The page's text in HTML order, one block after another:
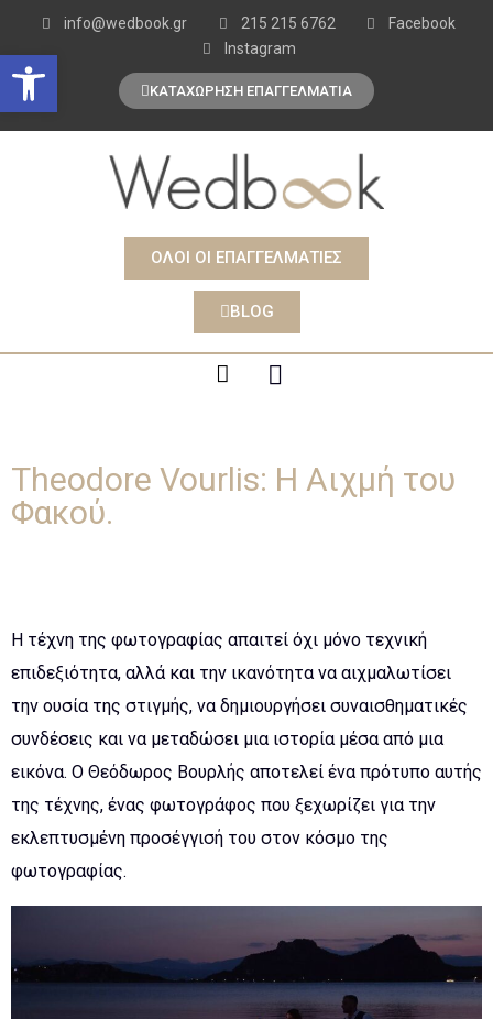
info@wedbook.gr 215 215 6762
Facebook
Instagram
ΚΑΤΑΧΩΡΗΣΗ ΕΠΑΓΓΕΛΜΑΤΙΑ
ΟΛΟΙ ΟΙ ΕΠΑΓΓΕΛΜΑΤΙΕΣ
BLOG
Theodore Vourlis: Η Αιχμή του
Φακού.
Η τέχνη της φωτογραφίας απαιτεί όχι μόνο τεχνική
επιδεξιότητα, αλλά και την ικανότητα να αιχμαλωτίσει
την ουσία της στιγμής, να δημιουργήσει συναισθηματικές
συνδέσεις και να μεταδώσει μια ιστορία μέσα από μια
εικόνα. Ο Θεόδωρος Βουρλής αποτελεί ένα πρότυπο αυτής
της τέχνης, ένας φωτογράφος που ξεχωρίζει για την
εκλεπτυσμένη προσέγγισή του στον κόσμο της
φωτογραφίας.
Open toolbar